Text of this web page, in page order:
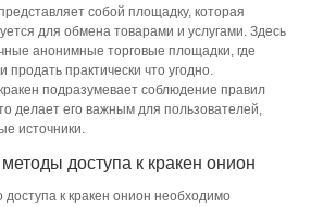
собой площадку, которая
для обмена товарами и услугами. Здесь
анонимные торговые площадки, где
продать практически что угодно.
подразумевает соблюдение правил
делает его важным для пользователей,
источники.
доступа к кракен онион
доступа к кракен онион необходимо